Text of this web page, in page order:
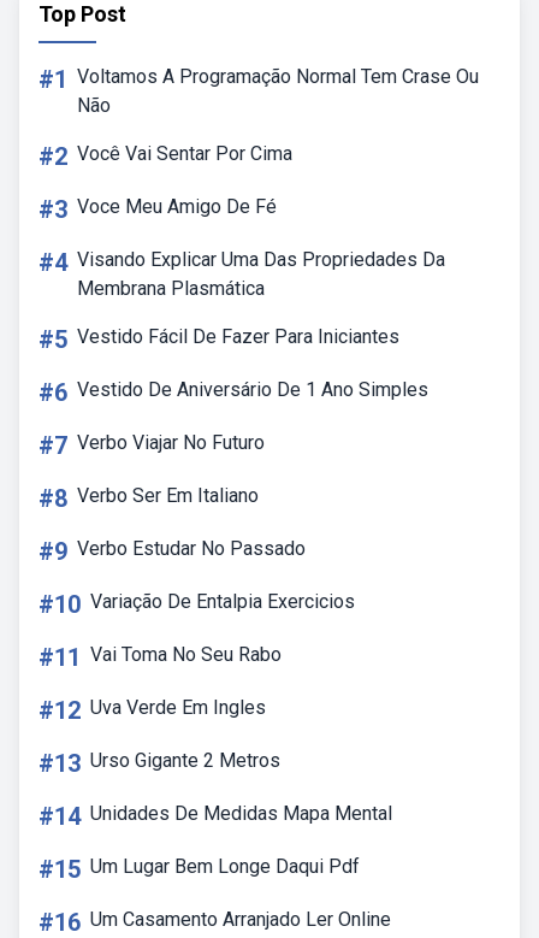
Top Post
#1 Voltamos A Programação Normal Tem Crase Ou
Não
#2 Você Vai Sentar Por Cima
#3 Voce Meu Amigo De Fé
#4 Visando Explicar Uma Das Propriedades Da
Membrana Plasmática
#5 Vestido Fácil De Fazer Para Iniciantes
#6 Vestido De Aniversário De 1 Ano Simples
#7 Verbo Viajar No Futuro
#8 Verbo Ser Em Italiano
#9 Verbo Estudar No Passado
#10 Variação De Entalpia Exercicios
#11 Vai Toma No Seu Rabo
#12 Uva Verde Em Ingles
#13 Urso Gigante 2 Metros
#14 Unidades De Medidas Mapa Mental
#15 Um Lugar Bem Longe Daqui Pdf
#16 Um Casamento Arranjado Ler Online